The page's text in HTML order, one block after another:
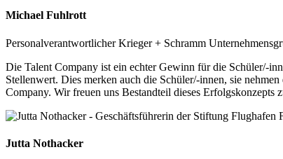
Michael Fuhlrott
Personalverantwortlicher Krieger + Schramm
Die Talent Company ist ein echter Gewinn für die Schüler/-
Stellenwert. Dies merken auch die Schüler/-innen, sie
Company. Wir freuen uns Bestandteil dieses Erfolgskonzepts
Jutta Nothacker